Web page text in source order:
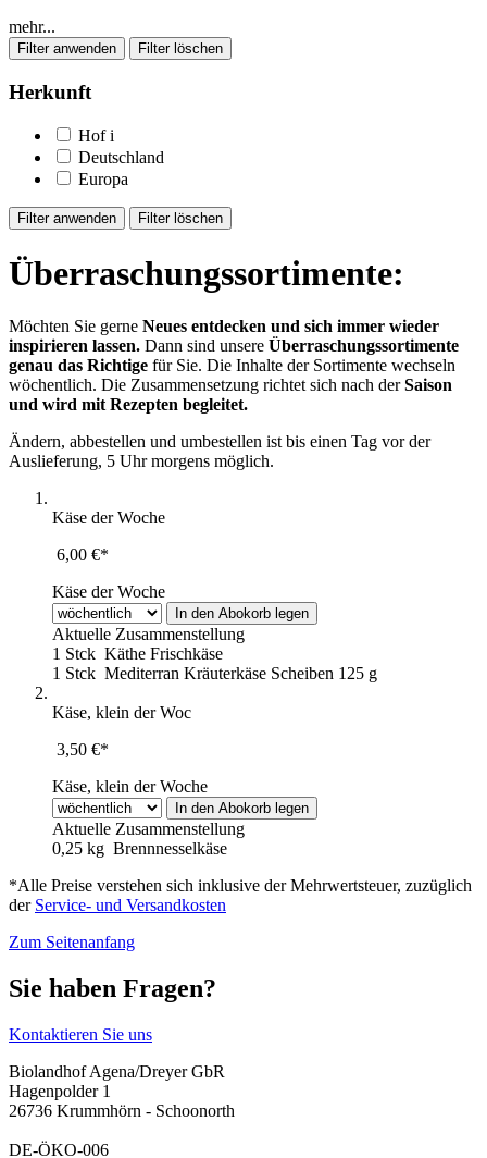
mehr...
Herkunft
Hof i
Deutschland
Europa
Überraschungssortimente:
Möchten Sie gerne Neues entdecken und sich immer wieder
inspirieren lassen. Dann sind unsere Überraschungssortimente
genau das Richtige für Sie. Die Inhalte der Sortimente wechseln
wöchentlich. Die Zusammensetzung richtet sich nach derSaison
und wird mit Rezepten begleitet.
Ändern, abbestellen und umbestellen ist bis einen Tag vor der
Auslieferung, 5 Uhr morgens möglich.
Käse der Woche
6,00 €*
Käse der Woche
Aktuelle Zusammenstellung
1 Stck Käthe Frischkäse
1 Stck Mediterran Kräuterkäse Scheiben 125 g
Käse, klein der Woc
3,50 €*
Käse, klein der Woche
Aktuelle Zusammenstellung
0,25 kg Brennnesselkäse
*Alle Preise verstehen sich inklusive der Mehrwertsteuer, zuzüglich
der Service- und Versandkosten
Zum Seitenanfang
Sie haben Fragen?
Kontaktieren Sie uns
Biolandhof Agena/Dreyer GbR
Hagenpolder 1
26736 Krummhörn - Schoonorth
DE-ÖKO-006